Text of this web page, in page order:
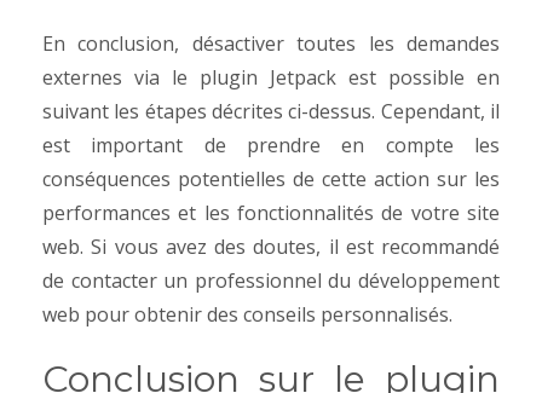
En conclusion, désactiver toutes les demandes
externes via le plugin Jetpack est possible en
suivant les étapes décrites ci-dessus. Cependant, il
est important de prendre en compte les
conséquences potentielles de cette action sur les
performances et les fonctionnalités de votre site
web. Si vous avez des doutes, il est recommandé
de contacter un professionnel du développement
web pour obtenir des conseils personnalisés.
Conclusion sur le plugin